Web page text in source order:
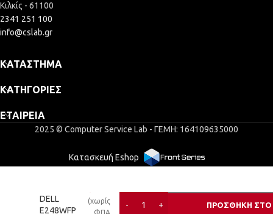
Κιλκίς - 61100
2341 251 100
info@cslab.gr
ΚΑΤΆΣΤΗΜΑ
ΚΑΤΗΓΟΡΊΕΣ
ΕΤΑΙΡΕΊΑ
2025 © Computer Service Lab - ΓΕΜΗ: 164109635000
Κατασκευή Eshop
DELL
E248WFP
(χωρίς
ΠΡΟΣΘΉΚΗ ΣΤΟ